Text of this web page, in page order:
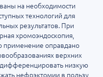
на необходимости
технологий для
результатов. При
хромоэндоскопия,
применение оправдано
верхних
дифференцировать низкую
нефрэктомии в пользу